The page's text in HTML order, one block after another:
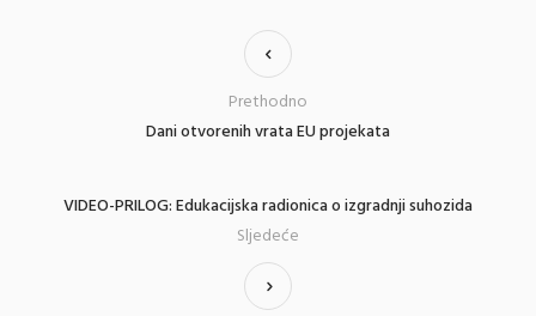
Dani otvorenih vrata EU projekata
Prethodno
VIDEO-PRILOG: Edukacijska radionica o izgradnji suhozida
Sljedeće